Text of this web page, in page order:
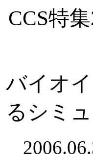
CCS特
バイオ
るシミ